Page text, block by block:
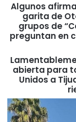
Algunos
garita de
grupos de
preguntan en
abierta para
Unidos a